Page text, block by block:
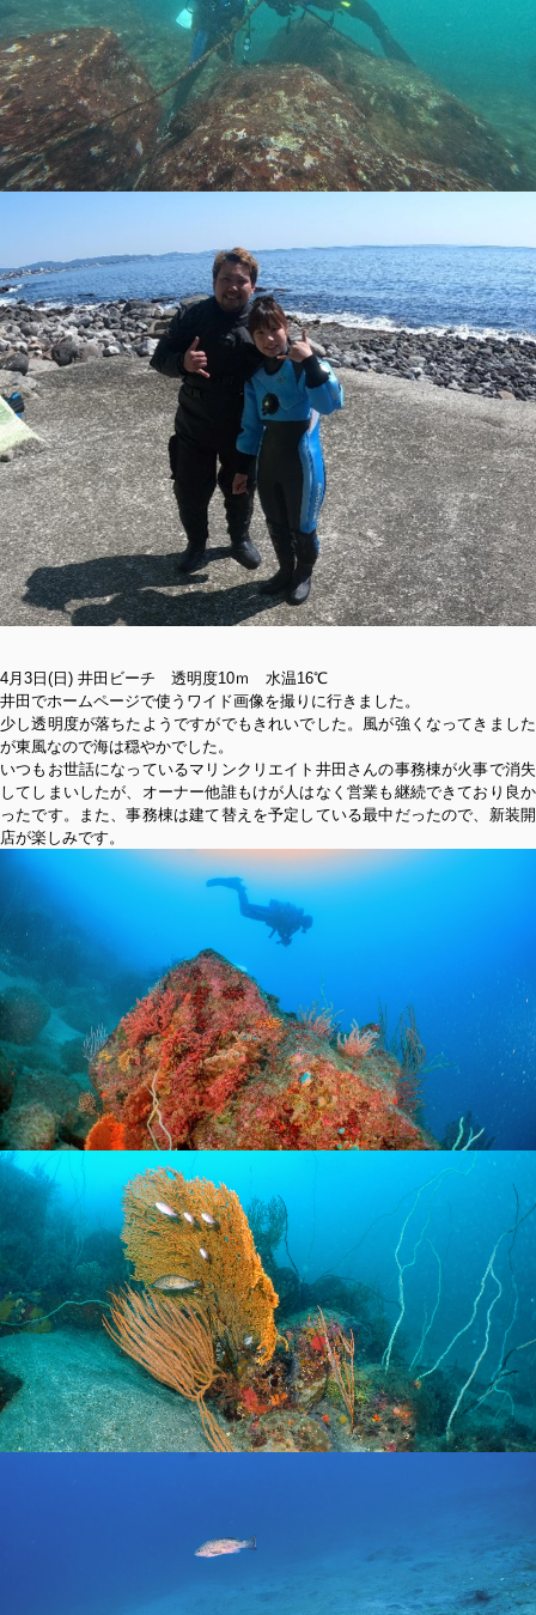
4月3日(日) 井田ビーチ 透明度10ｍ 水温16℃
井田でホームページで使うワイド画像を撮りに行きました。
少し透明度が落ちたようですがでもきれいでした。風が強くなってきました
が東風なので海は穏やかでした。
いつもお世話になっているマリンクリエイト井田さんの事務棟が火事で消失
してしまいしたが、オーナー他誰もけが人はなく営業も継続できており良か
ったです。また、事務棟は建て替えを予定している最中だったので、新装開
店が楽しみです。